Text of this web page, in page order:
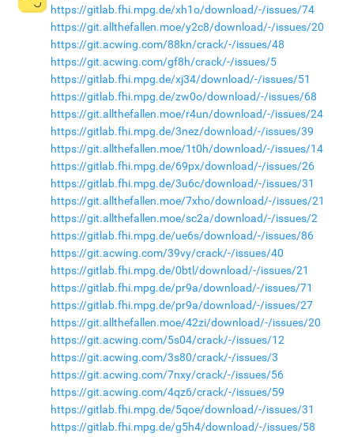
https://gitlab.fhi.mpg.de/xh1o/download/-/issues/74
https://git.allthefallen.moe/y2c8/download/-/issues/20
https://git.acwing.com/88kn/crack/-/issues/48
https://git.acwing.com/gf8h/crack/-/issues/5
https://gitlab.fhi.mpg.de/xj34/download/-/issues/51
https://gitlab.fhi.mpg.de/zw0o/download/-/issues/68
https://git.allthefallen.moe/r4un/download/-/issues/24
https://gitlab.fhi.mpg.de/3nez/download/-/issues/39
https://git.allthefallen.moe/1t0h/download/-/issues/14
https://gitlab.fhi.mpg.de/69px/download/-/issues/26
https://gitlab.fhi.mpg.de/3u6c/download/-/issues/31
https://git.allthefallen.moe/7xho/download/-/issues/21
https://git.allthefallen.moe/sc2a/download/-/issues/2
https://gitlab.fhi.mpg.de/ue6s/download/-/issues/86
https://git.acwing.com/39vy/crack/-/issues/40
https://gitlab.fhi.mpg.de/0btl/download/-/issues/21
https://gitlab.fhi.mpg.de/pr9a/download/-/issues/71
https://gitlab.fhi.mpg.de/pr9a/download/-/issues/27
https://git.allthefallen.moe/42zi/download/-/issues/20
https://git.acwing.com/5s04/crack/-/issues/12
https://git.acwing.com/3s80/crack/-/issues/3
https://git.acwing.com/7nxy/crack/-/issues/56
https://git.acwing.com/4qz6/crack/-/issues/59
https://gitlab.fhi.mpg.de/5qoe/download/-/issues/31
https://gitlab.fhi.mpg.de/g5h4/download/-/issues/58